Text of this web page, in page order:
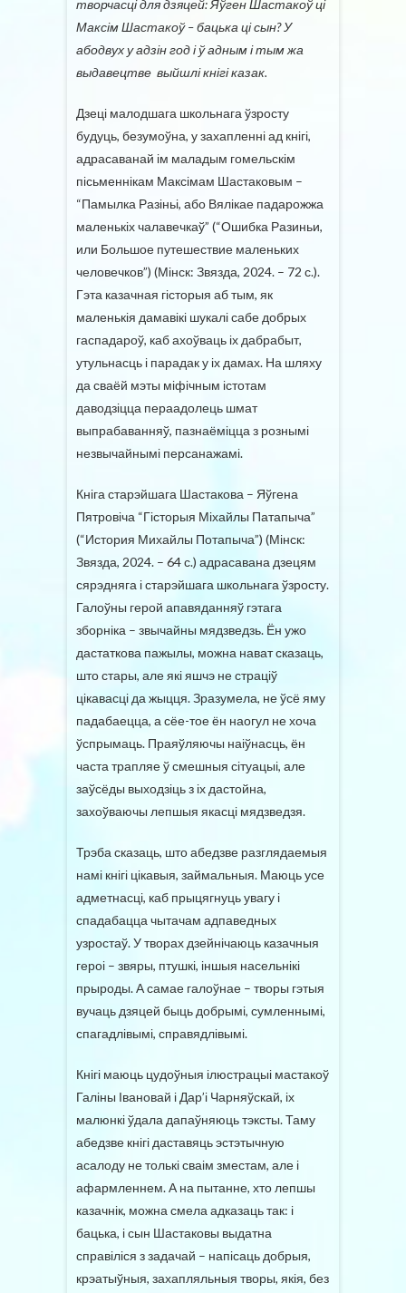
творчасці для дзяцей: Яўген Шастакоў ці
Максім Шастакоў – бацька ці сын? У
абодвух у адзін год і ў адным і тым жа
выдавецтве выйшлі кнігі казак.
Дзеці малодшага школьнага ўзросту
будуць, безумоўна, у захапленні ад кнігі,
адрасаванай ім маладым гомельскім
пісьменнікам Максімам Шастаковым –
“Памылка Разіньі, або Вялікае падарожжа
маленькіх чалавечкаў” (“Ошибка Разиньи,
или Большое путешествие маленьких
человечков”) (Мінск: Звязда, 2024. – 72 с.).
Гэта казачная гісторыя аб тым, як
маленькія дамавікі шукалі сабе добрых
гаспадароў, каб ахоўваць іх дабрабыт,
утульнасць і парадак у іх дамах. На шляху
да сваёй мэты міфічным істотам
даводзіцца пераадолець шмат
выпрабаванняў, пазнаёміцца з рознымі
незвычайнымі персанажамі.
Кніга старэйшага Шастакова – Яўгена
Пятровіча “Гісторыя Міхайлы Патапыча”
(“История Михайлы Потапыча”) (Мінск:
Звязда, 2024. – 64 с.) адрасавана дзецям
сярэдняга і старэйшага школьнага ўзросту.
Галоўны герой апавяданняў гэтага
зборніка – звычайны мядзведзь. Ён ужо
дастаткова пажылы, можна нават сказаць,
што стары, але які яшчэ не страціў
цікавасці да жыцця. Зразумела, не ўсё яму
падабаецца, а сёе-тое ён наогул не хоча
ўспрымаць. Праяўляючы наіўнасць, ён
часта трапляе ў смешныя сітуацыі, але
заўсёды выходзіць з іх дастойна,
захоўваючы лепшыя якасці мядзведзя.
Трэба сказаць, што абедзве разглядаемыя
намі кнігі цікавыя, займальныя. Маюць усе
адметнасці, каб прыцягнуць увагу і
спадабацца чытачам адпаведных
узростаў. У творах дзейнічаюць казачныя
героі – звяры, птушкі, іншыя насельнікі
прыроды. А самае галоўнае – творы гэтыя
вучаць дзяцей быць добрымі, сумленнымі,
спагадлівымі, справядлівымі.
Кнігі маюць цудоўныя ілюстрацыі мастакоў
Галіны Івановай і Дар’і Чарняўскай, іх
малюнкі ўдала дапаўняюць тэксты. Таму
абедзве кнігі даставяць эстэтычную
асалоду не толькі сваім зместам, але і
афармленнем. А на пытанне, хто лепшы
казачнік, можна смела адказаць так: і
бацька, і сын Шастаковы выдатна
справіліся з задачай – напісаць добрыя,
крэатыўныя, захапляльныя творы, якія, без